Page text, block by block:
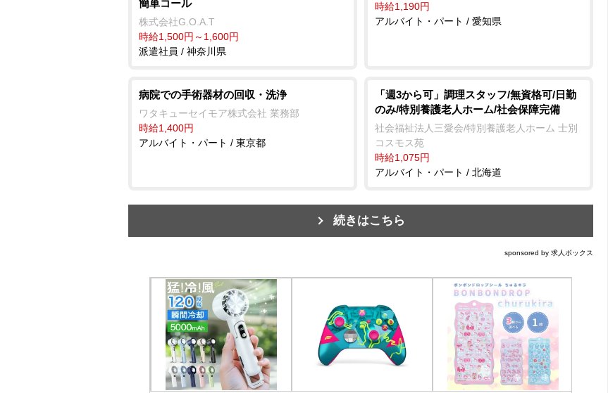
簡単コール
株式会社G.O.A.T
時給1,500円～1,600円
派遣社員 / 神奈川県
時給1,190円
アルバイト・パート / 愛知県
病院での手術器材の回収・洗浄
ワタキューセイモア株式会社 業務部
時給1,400円
アルバイト・パート / 東京都
「週3から可」調理スタッフ/無資格可/日勤
のみ/特別養護老人ホーム/社会保障完備
社会福祉法人三愛会/特別養護老人ホーム 士別
コスモス苑
時給1,075円
アルバイト・パート / 北海道
続きはこちら
sponsored by 求人ボックス